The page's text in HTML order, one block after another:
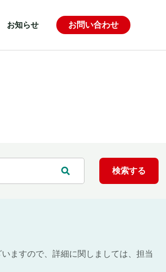
お知らせ お問い合わせ
ますので、詳細に関しましては、担当